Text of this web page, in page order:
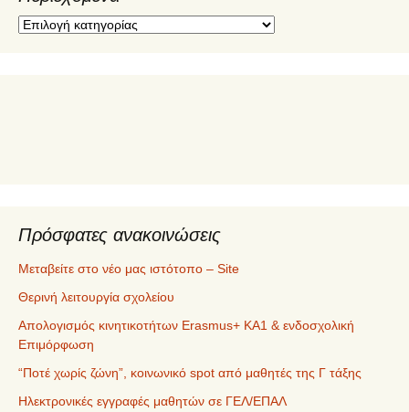
Π
Πρόσφατες ανακοινώσεις
Μεταβείτε στο νέο μας ιστότοπο – Site
Θερινή λειτουργία σχολείου
Απολογισμός κινητικοτήτων Erasmus+ ΚΑ1 & ενδοσχολική
Επιμόρφωση
“Ποτέ χωρίς ζώνη”, κοινωνικό spot από μαθητές της Γ τάξης
Ηλεκτρονικές εγγραφές μαθητών σε ΓΕΛ/ΕΠΑΛ